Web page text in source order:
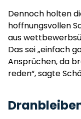
Dennoch holten
hoffnungsvollen
aus
Das sei „einfach
Ansprüchen, da
reden“, sagte